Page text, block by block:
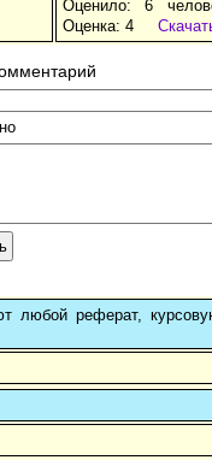
Оценило: 6
Оценка: 4
любой реферат,